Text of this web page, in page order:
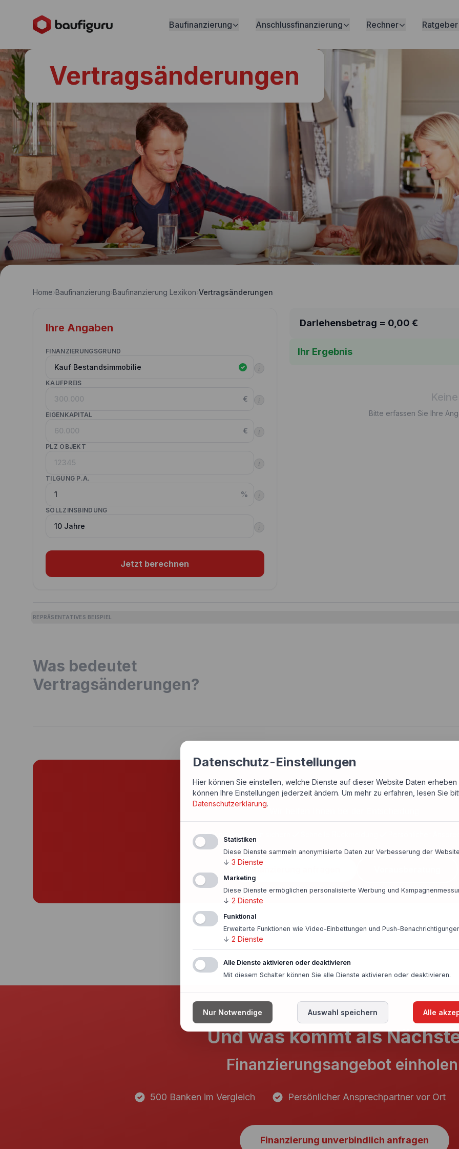
Baufinanzierung Anschlussfinanzierung Rechner Ratgeber
Vertragsänderungen
Home›Baufinanzierung›Baufinanzierung Lexikon›Vertragsänderungen
Ihre Angaben
FINANZIERUNGSGRUND
i
KAUFPREIS
€ i
EIGENKAPITAL
€ i
PLZ OBJEKT
i
TILGUNG P.A.
% i
SOLLZINSBINDUNG
i
Jetzt berechnen
Darlehensbetrag = 0,00 €
Ihr Ergebnis
Bitte erfassen Sie Ihre
REPRÄSENTATIVES BEISPIEL
Was bedeutet
Vertragsänderungen?
Sichern Sie sich die besten
Günstige Zinsen sichern
Und was kommt als
Finanzierungsangebot
500 Banken im Vergleich Persönlicher Ansprechpartner vor Ort
Finanzierung unverbindlich anfragen
Datenschutz-Einstellungen
Hier können Sie einstellen, welche Dienste auf dieser Website Daten erheben
können Ihre Einstellungen jederzeit ändern. Um mehr zu erfahren, lesen Sie
Datenschutzerklärung.
Statistiken
Diese Dienste sammeln anonymisierte Daten zur Verbesserung der
↓ 3 Dienste
Marketing
Diese Dienste ermöglichen personalisierte Werbung und
↓ 2 Dienste
Funktional
Erweiterte Funktionen wie Video-Einbettungen und Push-
↓ 2 Dienste
Alle Dienste aktivieren oder deaktivieren
Mit diesem Schalter können Sie alle Dienste aktivieren oder deaktivieren.
Nur Notwendige Auswahl speichern Alle